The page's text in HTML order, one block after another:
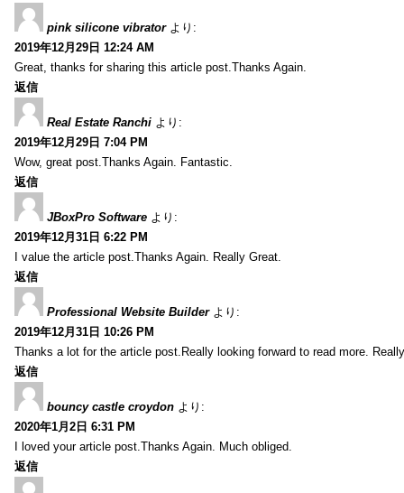
pink silicone vibrator より:
2019年12月29日 12:24 AM
Great, thanks for sharing this article post.Thanks Again.
返信
Real Estate Ranchi より:
2019年12月29日 7:04 PM
Wow, great post.Thanks Again. Fantastic.
返信
JBoxPro Software より:
2019年12月31日 6:22 PM
I value the article post.Thanks Again. Really Great.
返信
Professional Website Builder より:
2019年12月31日 10:26 PM
Thanks a lot for the article post.Really looking forward to read more.
返信
bouncy castle croydon より:
2020年1月2日 6:31 PM
I loved your article post.Thanks Again. Much obliged.
返信